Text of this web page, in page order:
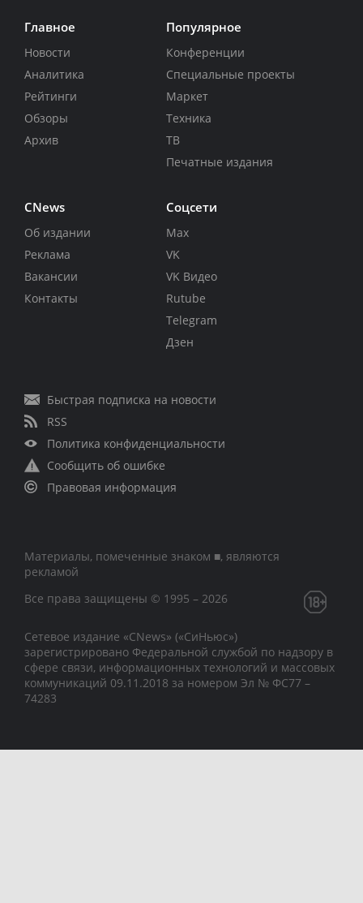
Главное
Новости
Аналитика
Рейтинги
Обзоры
Архив
Популярное
Конференции
Специальные проекты
Маркет
Техника
ТВ
Печатные издания
CNews
Об издании
Реклама
Вакансии
Контакты
Соцсети
Max
VK
VK Видео
Rutube
Telegram
Дзен
Быстрая подписка на новости
RSS
Политика конфиденциальности
Сообщить об ошибке
Правовая информация
Материалы, помеченные знаком ■, являются
рекламой
Все права защищены © 1995 – 2026
Сетевое издание «CNews» («СиНьюс»)
зарегистрировано Федеральной службой по надзору в
сфере связи, информационных технологий и массовых
коммуникаций 09.11.2018 за номером Эл № ФС77 –
74283